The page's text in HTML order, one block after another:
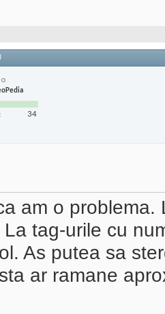
34
am o
tag-urile cu
As putea sa
ar ramane